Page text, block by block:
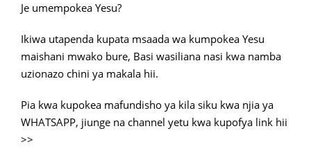
Je umempokea Yesu?
Ikiwa utapenda kupata msaada wa kumpokea Yesu
maishani mwako bure, Basi wasiliana nasi kwa namba
uzionazo chini ya makala hii.
Pia kwa kupokea mafundisho ya kila siku kwa njia ya
WHATSAPP, jiunge na channel yetu kwa kupofya link hii
>>